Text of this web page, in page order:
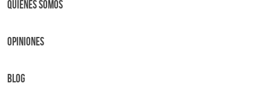
Quienes Somos
OPINIONES
BLOG